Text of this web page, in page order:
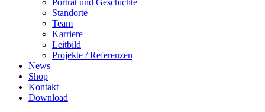
Porträt und Geschichte
Standorte
Team
Karriere
Leitbild
Projekte / Referenzen
News
Shop
Kontakt
Download